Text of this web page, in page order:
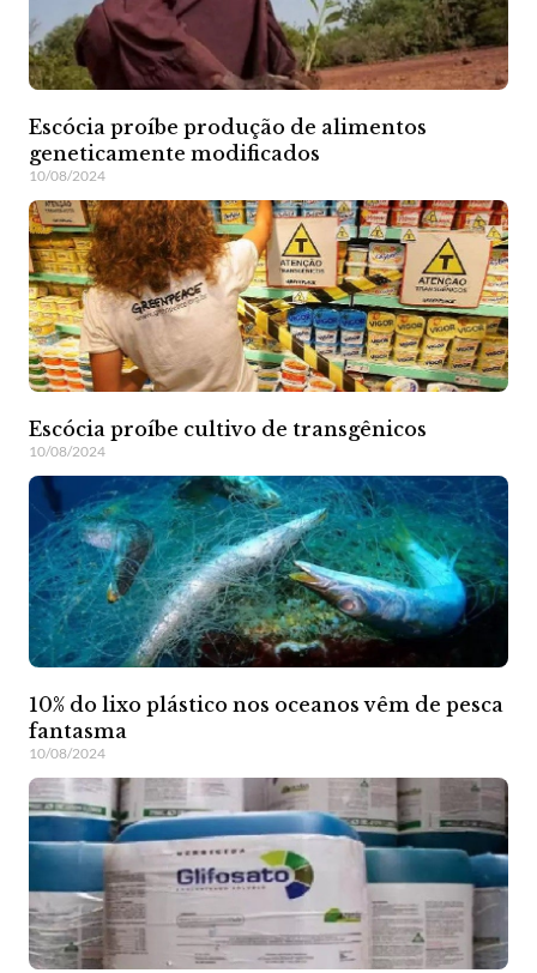
Escócia proíbe produção de alimentos
geneticamente modificados
10/08/2024
Escócia proíbe cultivo de transgênicos
10/08/2024
10% do lixo plástico nos oceanos vêm de pesca
fantasma
10/08/2024